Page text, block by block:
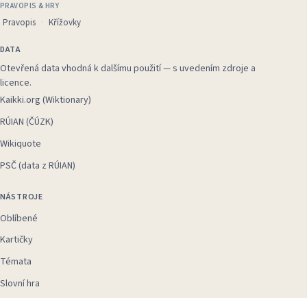
PRAVOPIS & HRY
Pravopis Křížovky
DATA
Otevřená data vhodná k dalšímu použití — s uvedením zdroje a
licence.
Kaikki.org (Wiktionary)
RÚIAN (ČÚZK)
Wikiquote
PSČ (data z RÚIAN)
NÁSTROJE
Oblíbené
Kartičky
Témata
Slovní hra